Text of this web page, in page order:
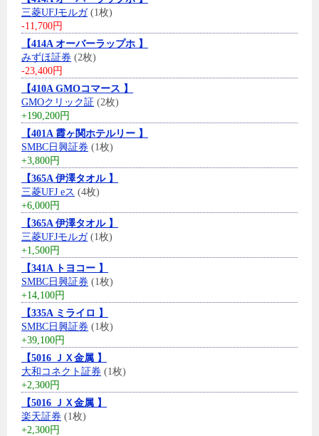
三菱UFJモルガ(1枚)
-11,700円
【414A オーバーラップホ 】
みずほ証券 (2枚)
-23,400円
【410A GMOコマース 】
GMOクリック証 (2枚)
+190,200円
【401A 霞ヶ関ホテルリー 】
SMBC日興証券 (1枚)
+3,800円
【365A 伊澤タオル 】
三菱UFJ eス (4枚)
+6,000円
【365A 伊澤タオル 】
三菱UFJモルガ(1枚)
+1,500円
【341A トヨコー 】
SMBC日興証券 (1枚)
+14,100円
【335A ミライロ 】
SMBC日興証券 (1枚)
+39,100円
【5016 ＪＸ金属 】
大和コネクト証券 (1枚)
+2,300円
【5016 ＪＸ金属 】
楽天証券 (1枚)
+2,300円